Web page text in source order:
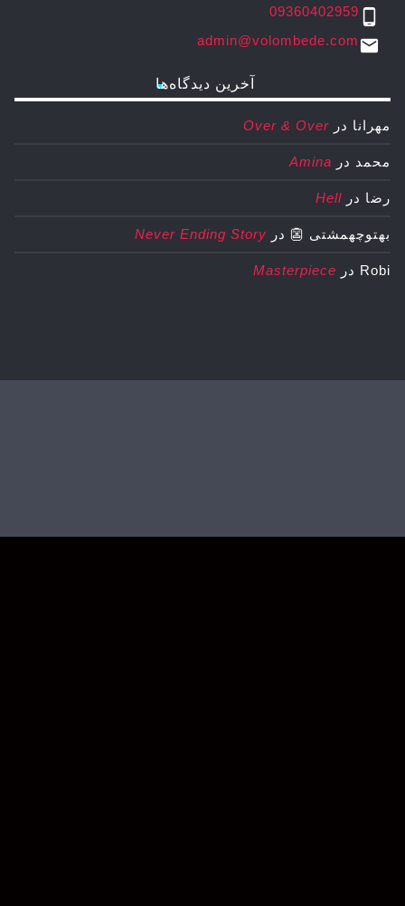
phone_android
09360402959
email
admin@volombede.com
آخرین دیدگاه‌ها
مهرانا در Over & Over
محمد در Amina
رضا در Hell
بهتوچهمشتی 👺 در Never Ending Story
Robi در Masterpiece